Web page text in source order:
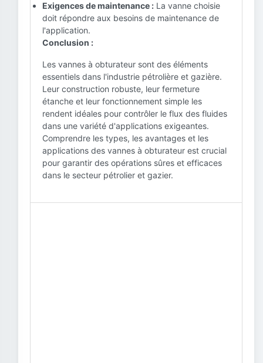
Exigences de maintenance : La vanne choisie
doit répondre aux besoins de maintenance de
l'application.
Conclusion :
Les vannes à obturateur sont des éléments
essentiels dans l'industrie pétrolière et gazière.
Leur construction robuste, leur fermeture
étanche et leur fonctionnement simple les
rendent idéales pour contrôler le flux des fluides
dans une variété d'applications exigeantes.
Comprendre les types, les avantages et les
applications des vannes à obturateur est crucial
pour garantir des opérations sûres et efficaces
dans le secteur pétrolier et gazier.